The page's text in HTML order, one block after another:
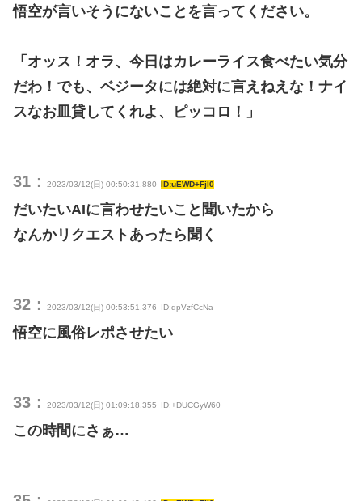
悟空が言いそうにないことを言ってください。
「オッス！オラ、今日はカレーライス食べたい気分
だわ！でも、ベジータには絶対に言えねえな！ナイ
スなお皿貸してくれよ、ピッコロ！」
31： 2023/03/12(日) 00:50:31.880 ID:uEWD+FjI0
だいたいAIに言わせたいこと聞いたから
なんかリクエストあったら聞く
32： 2023/03/12(日) 00:53:51.376 ID:dpVzfCcNa
悟空に風俗レポさせたい
33： 2023/03/12(日) 01:09:18.355 ID:+DUCGyW60
この時間にさぁ…